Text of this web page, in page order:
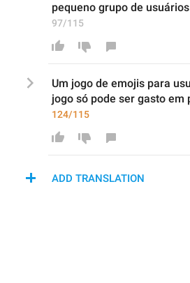
pequeno grupo de usuários
97/115
Um jogo de emojis para
jogo só pode ser gasto em
124/115
ADD TRANSLATION